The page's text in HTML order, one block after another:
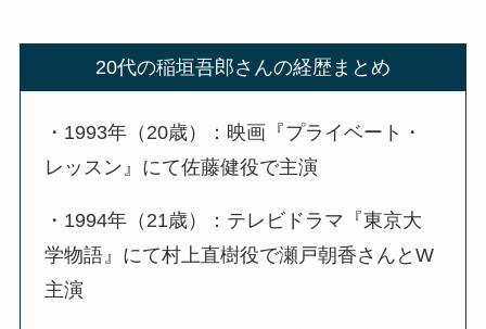
20代の稲垣吾郎さんの経歴まとめ
・1993年（20歳）：映画『プライベート・
レッスン』にて佐藤健役で主演
・1994年（21歳）：テレビドラマ『東京大
学物語』にて村上直樹役で瀬戸朝香さんとW
主演